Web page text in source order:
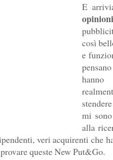
E
opinioni
così
e
mi
alla
veri acquirenti che
queste New Put&Go.